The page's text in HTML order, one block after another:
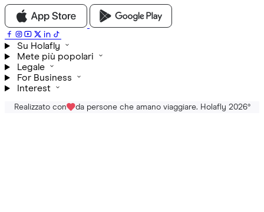
Su Holafly
Mete più popolari
Legale
For Business
Interest
Realizzato con da persone che amano viaggiare. Holafly 2026®